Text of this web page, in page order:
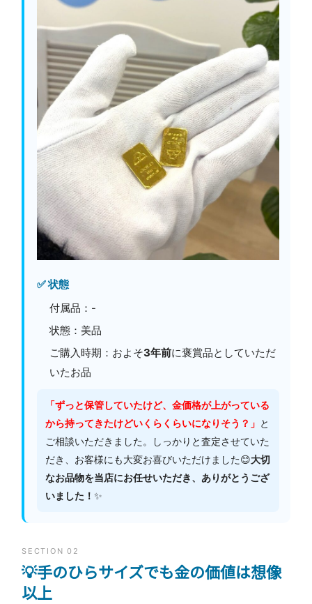
✅ 状態
付属品：-
状態：美品
ご購入時期：およそ3年前に褒賞品としていただ
いたお品
「ずっと保管していたけど、金価格が上がっている
から持ってきたけどいくらくらいになりそう？」 と
ご相談いただきました。しっかりと査定させていた
だき、お客様にも大変お喜びいただけました😊大切
なお品物を当店にお任せいただき、ありがとうござ
いました！ ✨
SECTION 02
💡手のひらサイズでも金の価値は想像
以上